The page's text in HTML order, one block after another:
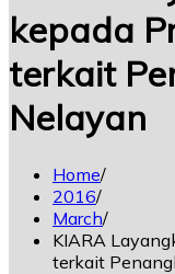
kepada
terkait
Nelayan
Home
2016
March
KIARA
terkait